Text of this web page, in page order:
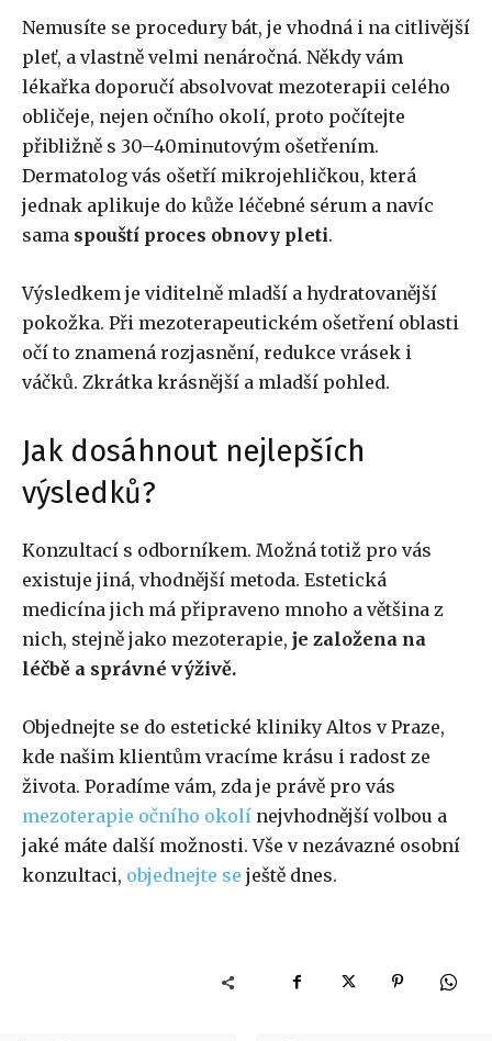
Nemusíte se procedury bát, je vhodná i na citlivější
pleť, a vlastně velmi nenáročná. Někdy vám
lékařka doporučí absolvovat mezoterapii celého
obličeje, nejen očního okolí, proto počítejte
přibližně s 30–40minutovým ošetřením.
Dermatolog vás ošetří mikrojehličkou, která
jednak aplikuje do kůže léčebné sérum a navíc
sama spouští proces obnovy pleti.
Výsledkem je viditelně mladší a hydratovanější
pokožka. Při mezoterapeutickém ošetření oblasti
očí to znamená rozjasnění, redukce vrásek i
váčků. Zkrátka krásnější a mladší pohled.
Jak dosáhnout nejlepších
výsledků?
Konzultací s odborníkem. Možná totiž pro vás
existuje jiná, vhodnější metoda. Estetická
medicína jich má připraveno mnoho a většina z
nich, stejně jako mezoterapie, je založena na
léčbě a správné výživě.
Objednejte se do estetické kliniky Altos v Praze,
kde našim klientům vracíme krásu i radost ze
života. Poradíme vám, zda je právě pro vás
mezoterapie očního okolí nejvhodnější volbou a
jaké máte další možnosti. Vše v nezávazné osobní
konzultaci, objednejte se ještě dnes.